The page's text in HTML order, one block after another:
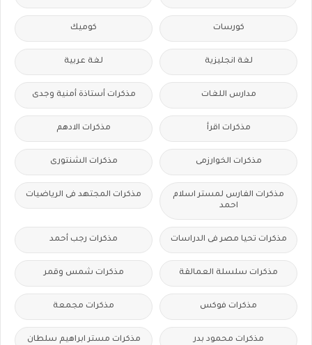
كورسات كوميك
لغة انجليزية لغة عربية
مدارس اللغات مذكرات أستاذة أمنية وجدى
مذكرات اقرأ مذكرات الادهم
مذكرات الخوارزمى مذكرات الشنتورى
مذكرات الفارس لمستر اسلام
احمد
مذكرات المجتهد فى الرياضيات
مذكرات تحيا مصر فى الدراسات مذكرات رجب أحمد
مذكرات سلسلة العمالقة مذكرات شمس وقمر
مذكرات فوكس مذكرات مجمعة
مذكرات محمود بدر مذكرات مستر ابراهيم سلطان